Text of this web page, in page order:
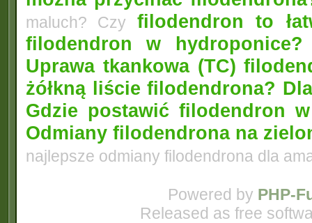
maluch? Czy filodendron to
filodendron w hydroponice?
Uprawa tkankowa (TC)
żółkną liście filodendrona?
Gdzie postawić filodendron
Odmiany filodendrona na
najlepsze odmiany filodendrona dla
Powered by PHP-
Released as free